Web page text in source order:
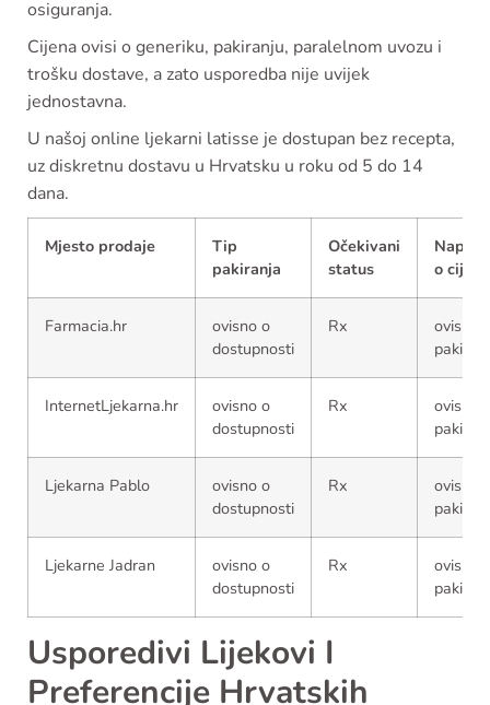
osiguranja.
Cijena ovisi o generiku, pakiranju, paralelnom uvozu i
trošku dostave, a zato usporedba nije uvijek
jednostavna.
U našoj online ljekarni latisse je dostupan bez recepta,
uz diskretnu dostavu u Hrvatsku u roku od 5 do 14
dana.
Mjesto prodaje
Tip
pakiranja
Očekivani
status
o cijeni
Farmacia.hr
ovisno o
dostupnosti
Rx
ovisno
InternetLjekarna.hr
ovisno o
dostupnosti
Rx
ovisno
Ljekarna Pablo
ovisno o
dostupnosti
Rx
ovisno
Ljekarne Jadran
ovisno o
dostupnosti
Rx
ovisno
Usporedivi Lijekovi I
Preferencije Hrvatskih